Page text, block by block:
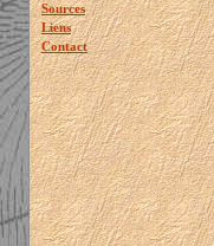
Sources
Liens
Contact